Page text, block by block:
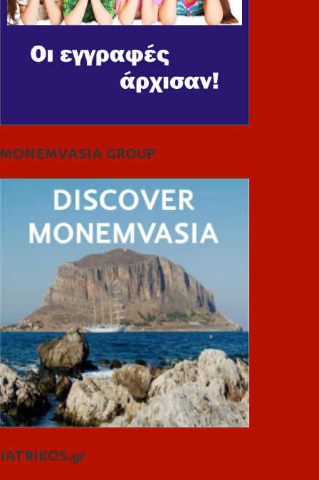
MONEMVASIA GROUP
IATRIKOS.gr